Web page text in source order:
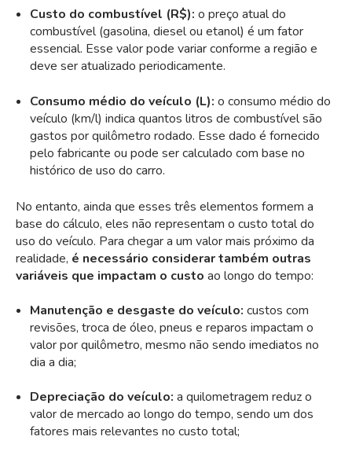
Custo do combustível (R$): o preço atual do
combustível (gasolina, diesel ou etanol) é um fator
essencial. Esse valor pode variar conforme a região e
deve ser atualizado periodicamente.
Consumo médio do veículo (L): o consumo médio do
veículo (km/l) indica quantos litros de combustível são
gastos por quilômetro rodado. Esse dado é fornecido
pelo fabricante ou pode ser calculado com base no
histórico de uso do carro.
No entanto, ainda que esses três elementos formem a
base do cálculo, eles não representam o custo total do
uso do veículo. Para chegar a um valor mais próximo da
realidade, é necessário considerar também outras
variáveis que impactam o custo ao longo do tempo:
Manutenção e desgaste do veículo: custos com
revisões, troca de óleo, pneus e reparos impactam o
valor por quilômetro, mesmo não sendo imediatos no
dia a dia;
Depreciação do veículo: a quilometragem reduz o
valor de mercado ao longo do tempo, sendo um dos
fatores mais relevantes no custo total;